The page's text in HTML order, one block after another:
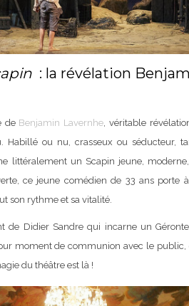
: la révélation
de Benjamin Lavernhe, véritable
Habillé ou nu, crasseux ou séducteur,
littéralement un Scapin jeune,
ce jeune comédien de 33 ans porte
son rythme et sa vitalité.
de Didier Sandre qui incarne un
moment de communion avec le public,
du théâtre est là !